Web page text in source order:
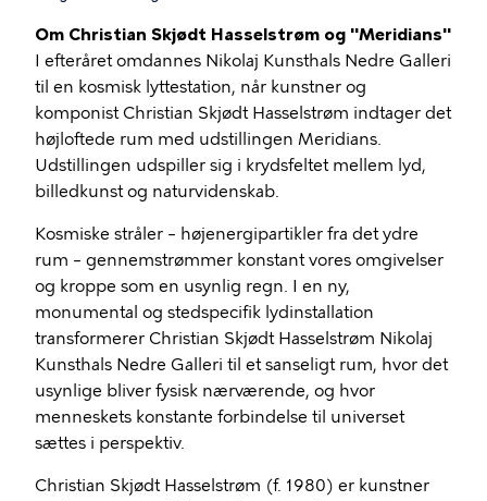
Om Christian Skjødt Hasselstrøm og "Meridians"
I efteråret omdannes Nikolaj Kunsthals Nedre Galleri
til en kosmisk lyttestation, når kunstner og
komponist Christian Skjødt Hasselstrøm indtager det
højloftede rum med udstillingen Meridians.
Udstillingen udspiller sig i krydsfeltet mellem lyd,
billedkunst og naturvidenskab.
Kosmiske stråler – højenergipartikler fra det ydre
rum – gennemstrømmer konstant vores omgivelser
og kroppe som en usynlig regn. I en ny,
monumental og stedspecifik lydinstallation
transformerer Christian Skjødt Hasselstrøm Nikolaj
Kunsthals Nedre Galleri til et sanseligt rum, hvor det
usynlige bliver fysisk nærværende, og hvor
menneskets konstante forbindelse til universet
sættes i perspektiv.
Christian Skjødt Hasselstrøm (f. 1980) er kunstner